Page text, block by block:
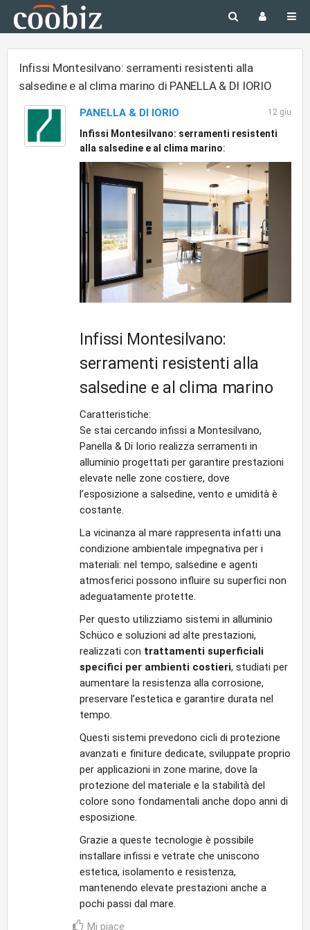
Infissi Montesilvano: serramenti resistenti alla
salsedine e al clima marino di PANELLA & DI IORIO
12 giu
PANELLA & DI IORIO
Infissi Montesilvano: serramenti resistenti
alla salsedine e al clima marino:
Infissi Montesilvano:
serramenti resistenti alla
salsedine e al clima marino
Caratteristiche:
Se stai cercando infissi a Montesilvano,
Panella & Di Iorio realizza serramenti in
alluminio progettati per garantire prestazioni
elevate nelle zone costiere, dove
l’esposizione a salsedine, vento e umidità è
costante.
La vicinanza al mare rappresenta infatti una
condizione ambientale impegnativa per i
materiali: nel tempo, salsedine e agenti
atmosferici possono influire su superfici non
adeguatamente protette.
Per questo utilizziamo sistemi in alluminio
Schüco e soluzioni ad alte prestazioni,
realizzati con trattamenti superficiali
specifici per ambienti costieri, studiati per
aumentare la resistenza alla corrosione,
preservare l’estetica e garantire durata nel
tempo.
Questi sistemi prevedono cicli di protezione
avanzati e finiture dedicate, sviluppate proprio
per applicazioni in zone marine, dove la
protezione del materiale e la stabilità del
colore sono fondamentali anche dopo anni di
esposizione.
Grazie a queste tecnologie è possibile
installare infissi e vetrate che uniscono
estetica, isolamento e resistenza,
mantenendo elevate prestazioni anche a
pochi passi dal mare.
Mi piace